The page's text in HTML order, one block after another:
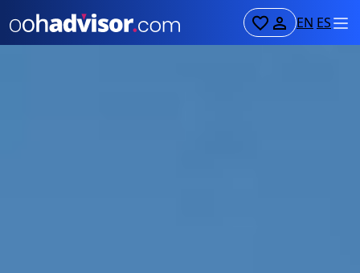
EN ES